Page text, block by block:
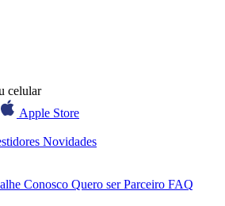
celular
Apple Store
Novidades
Conosco Quero ser Parceiro FAQ